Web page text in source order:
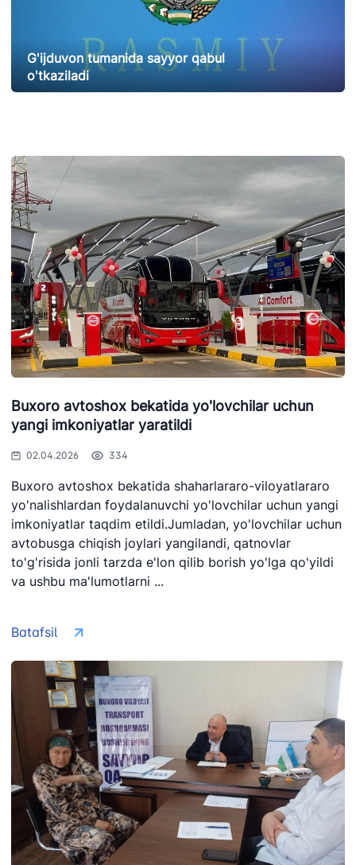
G'ijduvon tumanida sayyor qabul
o'tkaziladi
Buxoro avtoshox bekatida yo'lovchilar uchun
yangi imkoniyatlar yaratildi
02.04.2026 334
Buxoro avtoshox bekatida shaharlararo-viloyatlararo
yo'nalishlardan foydalanuvchi yo'lovchilar uchun yangi
imkoniyatlar taqdim etildi.Jumladan, yo'lovchilar uchun
avtobusga chiqish joylari yangilandi, qatnovlar
to'g'risida jonli tarzda e'lon qilib borish yo'lga qo'yildi
va ushbu ma'lumotlarni ...
Batafsil